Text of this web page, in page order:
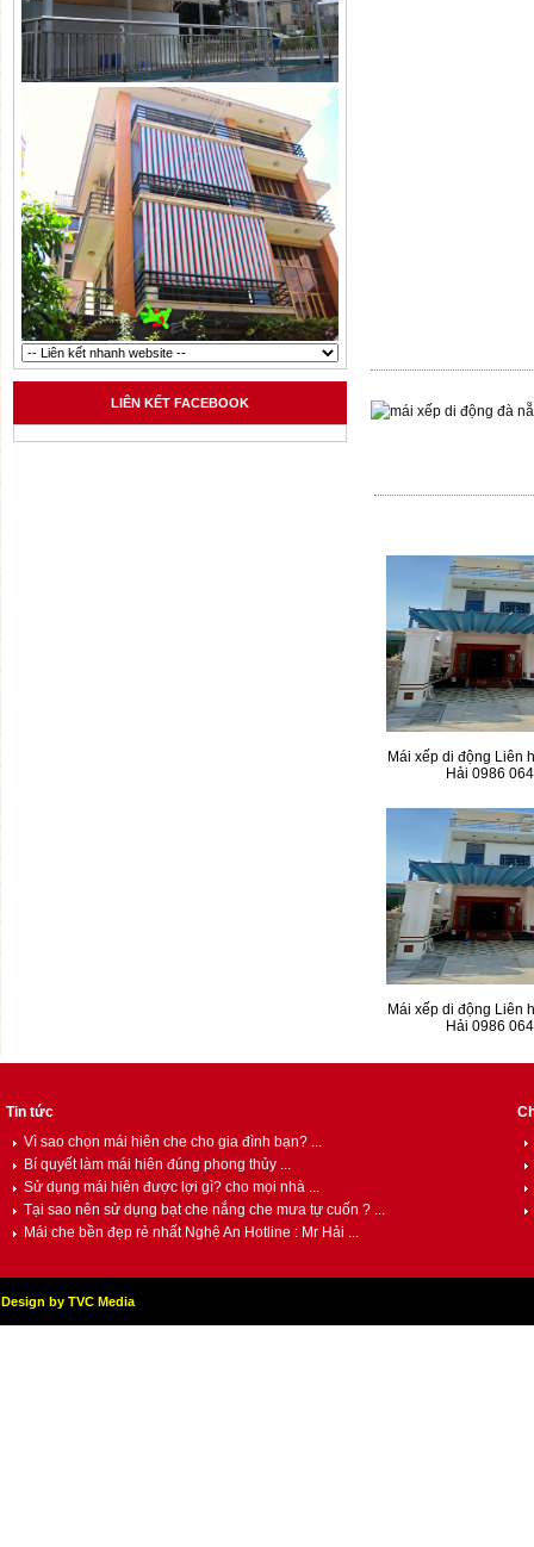
LIÊN KẾT FACEBOOK
Mái xếp di động Liên
Hải 0986
Mái xếp di động Liên
Hải 0986
Tin tức
Vì sao chọn mái hiên che cho gia đình bạn? ...
Bí quyết làm mái hiên đúng phong thủy ...
Sử dụng mái hiên được lợi gì? cho mọi nhà ...
Tại sao nên sử dụng bạt che nắng che mưa tự cuốn ? ...
Mái che bền đẹp rẻ nhất Nghệ An Hotline : Mr Hải ...
Design by TVC Media